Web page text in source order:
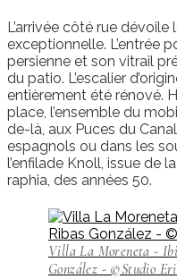
L’arrivée côté rue
exceptionnelle. L’entrée
persienne et son vitrail
du patio. L’escalier
entièrement été rénové.
place, l’ensemble du
de-là, aux Puces du
espagnols ou dans les
l’enfilade Knoll, issue de
raphia, des années 50.
Villa La Moreneta -
González - ©Studio